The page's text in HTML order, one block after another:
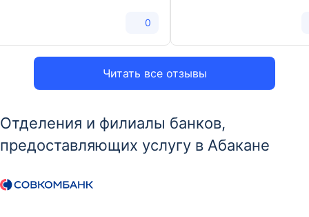
Читать все отзывы
0
Отделения и филиалы банков,
предоставляющих услугу в Абакане